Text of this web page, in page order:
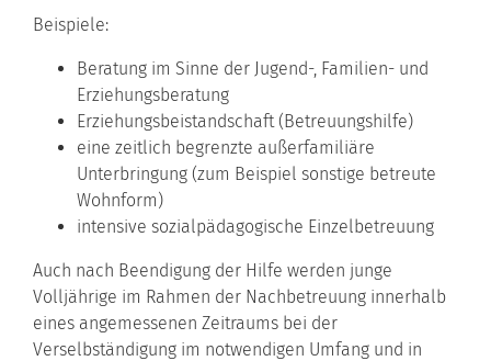
Beispiele:
Beratung im Sinne der Jugend-, Familien- und
Erziehungsberatung
Erziehungsbeistandschaft (Betreuungshilfe)
eine zeitlich begrenzte außerfamiliäre
Unterbringung (zum Beispiel sonstige betreute
Wohnform)
intensive sozialpädagogische Einzelbetreuung
Auch nach Beendigung der Hilfe werden junge
Volljährige im Rahmen der Nachbetreuung innerhalb
eines angemessenen Zeitraums bei der
Verselbständigung im notwendigen Umfang und in